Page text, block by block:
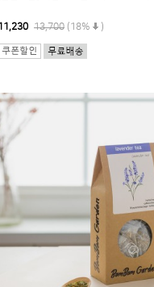
13,700 (18% )